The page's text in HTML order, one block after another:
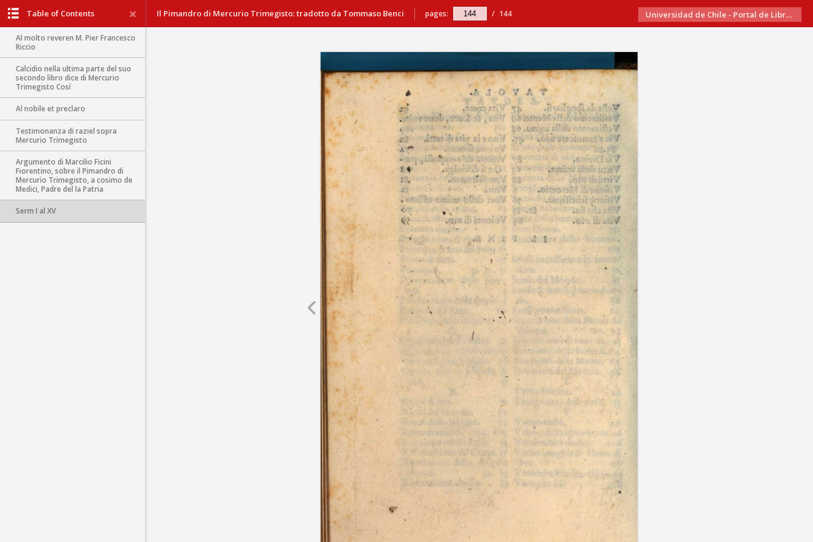
Il Pimandro di Mercurio Trimegisto: tradotto da Tommaso Benci pages: / 144 Universidad de Chile - Portal de Libros Electrónicos
Table of Contents
Al molto reveren M. Pier Francesco
Riccio
Calcidio nella ultima parte del suo
secondo libro dice di Mercurio
Trimegisto Cosí
Al nobile et preclaro
Testimonanza di raziel sopra
Mercurio Trimegisto
Argumento di Marcilio Ficini
Fiorentino, sobre il Pimandro di
Mercurio Trimegisto, a cosimo de
Medici, Padre del la Patria
Serm I al XV